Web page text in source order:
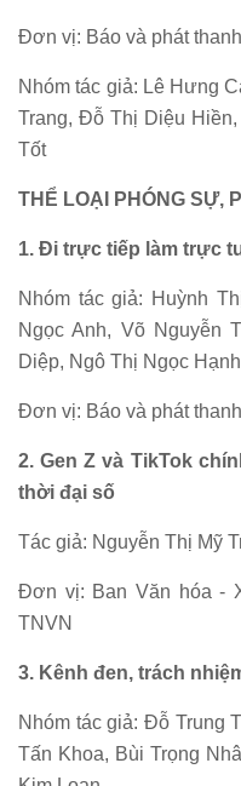
Đơn vị: Báo và phát
Nhóm tác giả: Lê Hưng
Trang, Đỗ Thị Diệu
Tốt
THỂ LOẠI PHÓNG SỰ,
1. Đi trực tiếp làm trực
Nhóm tác giả: Huỳnh
Ngọc Anh, Võ Nguyễn
Diệp, Ngô Thị Ngọc
Đơn vị: Báo và phát
2. Gen Z và TikTok
thời đại số
Tác giả: Nguyễn Thị Mỹ
Đơn vị: Ban Văn hóa -
TNVN
3. Kênh đen, trách
Nhóm tác giả: Đỗ Trung
Tấn Khoa, Bùi Trọng